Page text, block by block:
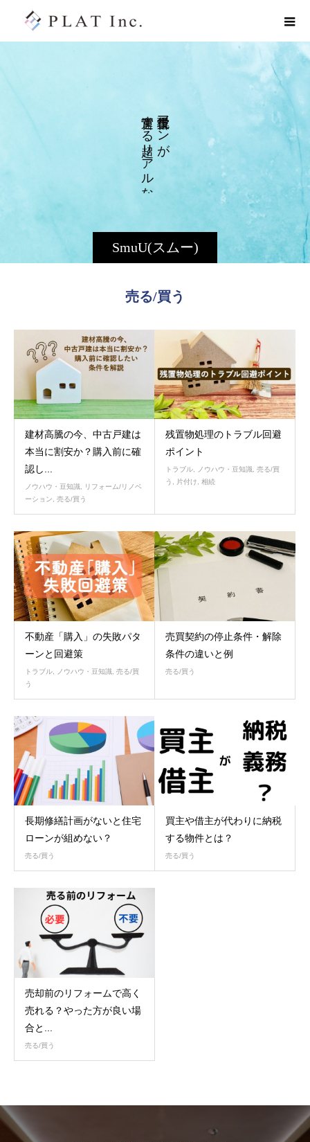
SmuU(スムー)
マ
ン
が
す
る
リ
ア
ル
な
売る/買う
建材高騰の今、中古戸建は
本当に割安か？購入前に確
認し...
ノウハウ・豆知識, リフォーム/リノベ
ーション, 売る/買う
残置物処理のトラブル回避
ポイント
トラブル, ノウハウ・豆知識, 売る/買
う , 片付け, 相続
不動産「購入」の失敗パタ
ーンと回避策
トラブル ノウハウ・豆知識
売る/買
う
売買契約の停止条件・解除
条件の違いと例
売る/買う
長期修繕計画がないと住宅
ローンが組めない？
売る/買う
買主や借主が代わりに納税
する物件とは？
売る/買う
売却前のリフォームで高く
売れる？やった方が良い場
合と...
売る/買う